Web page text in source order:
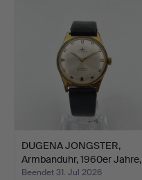
DUGENA JONGSTER,
Armbanduhr, 1960er Jahre,
…
Beendet 31. Jul 2026